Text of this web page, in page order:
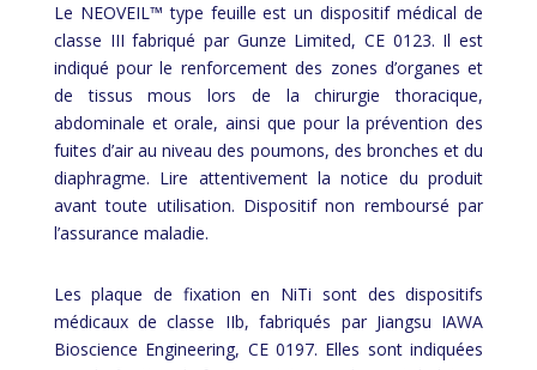
Le NEOVEIL™ type feuille est un dispositif médical de
classe III fabriqué par Gunze Limited, CE 0123. Il est
indiqué pour le renforcement des zones d’organes et
de tissus mous lors de la chirurgie thoracique,
abdominale et orale, ainsi que pour la prévention des
fuites d’air au niveau des poumons, des bronches et du
diaphragme. Lire attentivement la notice du produit
avant toute utilisation. Dispositif non remboursé par
l’assurance maladie.
Les plaque de fixation en NiTi sont des dispositifs
médicaux de classe IIb, fabriqués par Jiangsu IAWA
Bioscience Engineering, CE 0197. Elles sont indiquées